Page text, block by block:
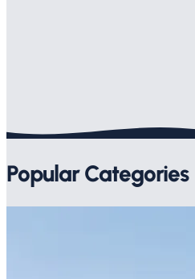
Popular Categories